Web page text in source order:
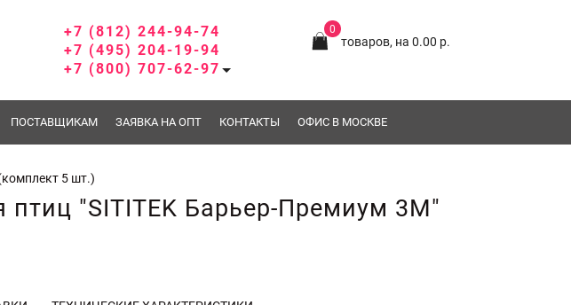
0
товаров, на 0.00 р.
+7 (812) 244-94-74
+7 (495) 204-19-94
+7 (800) 707-62-97
ПОСТАВЩИКАМ ЗАЯВКА НА ОПТ КОНТАКТЫ ОФИС В МОСКВЕ
5 шт.)
"SITITEK Барьер-Премиум 3М"